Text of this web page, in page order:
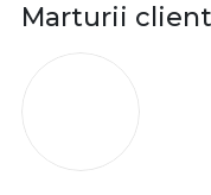
Marturii